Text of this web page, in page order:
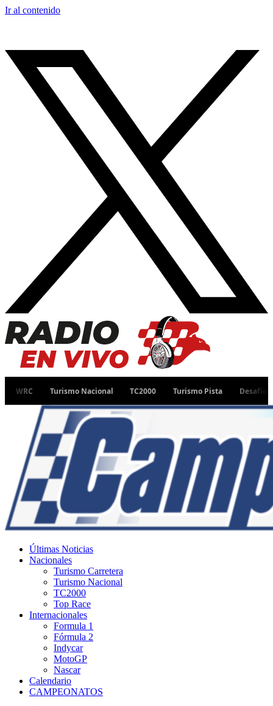
Ir al contenido
Turismo Nacional TC2000 Turismo Pista Desafío Ruta 40
Últimas Noticias
Nacionales
Turismo Carretera
Turismo Nacional
TC2000
Top Race
Internacionales
Formula 1
Fórmula 2
Indycar
MotoGP
Nascar
Calendario
CAMPEONATOS